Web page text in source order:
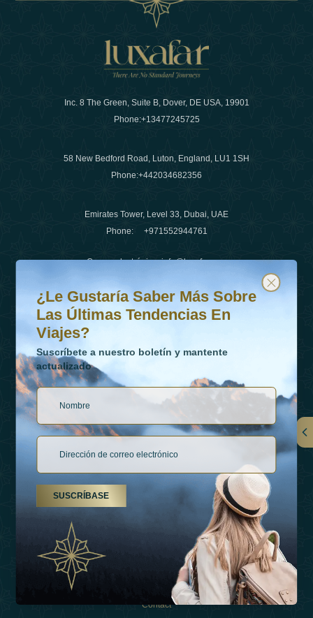
Inc. 8 The Green, Suite B, Dover, DE USA, 19901
Phone:+13477245725
58 New Bedford Road, Luton, England, LU1 1SH
Phone:+442034682356
Emirates Tower, Level 33, Dubai, UAE
Phone: +971552944761
Correo electrónico:info@luxafar.com
Número de WhatsApp
+442034682356
+971552944761
Vínculos
Tipos De Vacaciones
Contact
¿Le gustaría saber más sobre las últimas tendencias en
Suscríbete a nuestro boletín y mantente actualizado
¿Le Gustaría Saber Más Sobre
Las Últimas Tendencias En
Viajes?
Suscríbete a nuestro boletín y mantente
actualizado
SUSCRÍBASE